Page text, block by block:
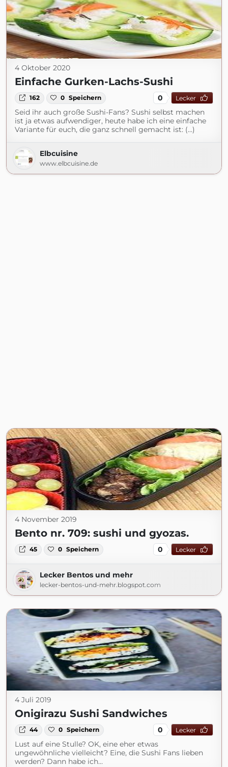
4 Oktober 2020
Einfache Gurken-Lachs-Sushi
162 0 Speichern 0 Lecker
Seid ihr auch große Sushi-Fans? Sushi selbst machen
ist ja etwas aufwendiger, heute habe ich eine einfache
Variante für euch, die ganz schnell gemacht ist: (...)
Elbcuisine
www.elbcuisine.de
4 November 2019
Bento nr. 709: sushi und gyozas.
45 0 Speichern 0 Lecker
Lecker Bentos und mehr
lecker-bentos-und-mehr.blogspot.com
4 Juli 2019
Onigirazu Sushi Sandwiches
44 0 Speichern 0 Lecker
Lust auf eine Stulle? OK, eine eher etwas
ungewöhnliche vielleicht? Eine, die Sushi Fans lieben
werden? Dann habe ich…